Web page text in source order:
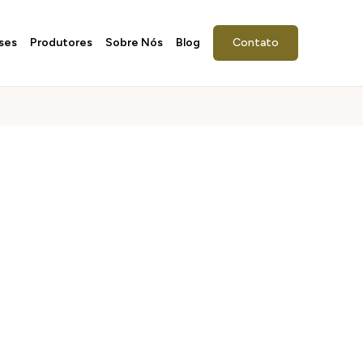
Produtores Sobre Nós Blog Contato